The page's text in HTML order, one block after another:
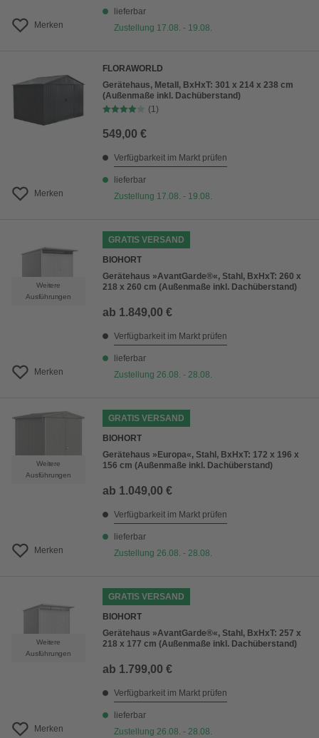
Merken
lieferbar
Zustellung 17.08. - 19.08.
Merken
FLORAWORLD
Gerätehaus, Metall, BxHxT: 301 x 214 x 238 cm
(Außenmaße inkl. Dachüberstand)
(1)
549,00 €
Verfügbarkeit im Markt prüfen
lieferbar
Zustellung 17.08. - 19.08.
Weitere
Ausführungen
Merken
GRATIS VERSAND
BIOHORT
Gerätehaus »AvantGarde®«, Stahl, BxHxT: 260 x
218 x 260 cm (Außenmaße inkl. Dachüberstand)
ab 1.849,00 €
Verfügbarkeit im Markt prüfen
lieferbar
Zustellung 26.08. - 28.08.
Weitere
Ausführungen
Merken
GRATIS VERSAND
BIOHORT
Gerätehaus »Europa«, Stahl, BxHxT: 172 x 196 x
156 cm (Außenmaße inkl. Dachüberstand)
ab 1.049,00 €
Verfügbarkeit im Markt prüfen
lieferbar
Zustellung 26.08. - 28.08.
Weitere
Ausführungen
Merken
GRATIS VERSAND
BIOHORT
Gerätehaus »AvantGarde®«, Stahl, BxHxT: 257 x
218 x 177 cm (Außenmaße inkl. Dachüberstand)
ab 1.799,00 €
Verfügbarkeit im Markt prüfen
lieferbar
Zustellung 26.08. - 28.08.